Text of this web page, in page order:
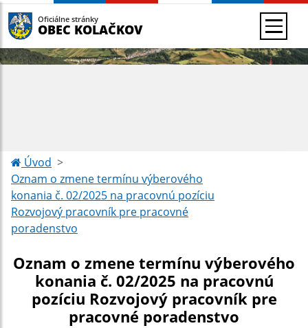
Oficiálne stránky
OBEC KOLAČKOV
Úvod
Oznam o zmene termínu výberového
konania č. 02/2025 na pracovnú pozíciu
Rozvojový pracovník pre pracovné
poradenstvo
Oznam o zmene termínu výberového
konania č. 02/2025 na pracovnú
pozíciu Rozvojový pracovník pre
pracovné poradenstvo